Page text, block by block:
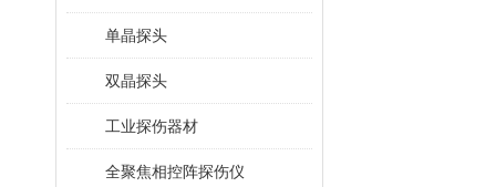
单晶探头
双晶探头
工业探伤器材
全聚焦相控阵探伤仪